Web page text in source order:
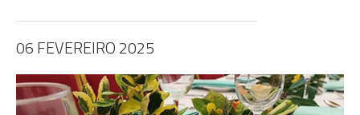
06 FEVEREIRO 2025